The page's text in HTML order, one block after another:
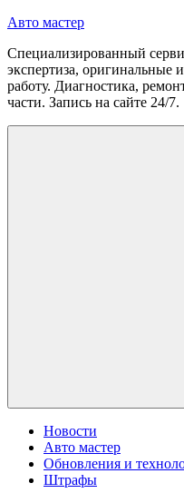
Перейти
содержимому
Авто мастер
Специализированный
экспертиза, оригинальные
работу. Диагностика,
части. Запись на сайте 24/7.
Новости
Авто мастер
Обновления и
Штрафы